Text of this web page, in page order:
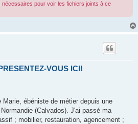
nécessaires pour voir les fichiers joints à ce
VOUS ICI!
ébéniste de métier depuis une
(Calvados). J'ai passé ma
; mobilier, restauration, agencement ;